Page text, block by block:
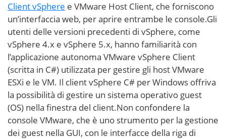
Client vSphere e VMware Host Client, che forniscono
un’interfaccia web, per aprire entrambe le console.Gli
utenti delle versioni precedenti di vSphere, come
vSphere 4.x e vSphere 5.x, hanno familiarità con
l’applicazione autonoma VMware vSphere Client
(scritta in C#) utilizzata per gestire gli host VMware
ESXi e le VM. Il client vSphere C# per Windows offriva
la possibilità di gestire un sistema operativo guest
(OS) nella finestra del client.Non confondere la
console VMware, che è uno strumento per la gestione
dei guest nella GUI, con le interfacce della riga di